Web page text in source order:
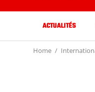
ACTUALITÉS
Home